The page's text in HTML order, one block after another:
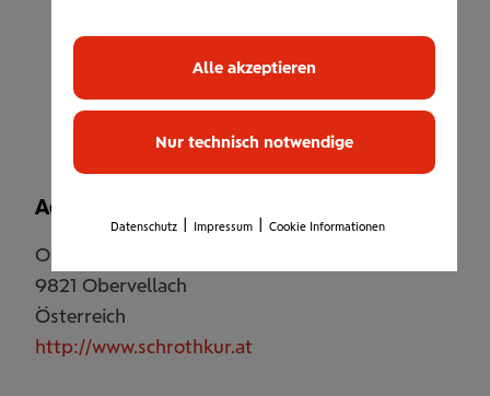
entsprechend (Dienstag und Donnerstag)
Medizinischer Vortrag von Herrn Dr.
Schroth (Dienstag oder Donnerstag)
Adresse
Obervellach 174
9821 Obervellach
Österreich
http://www.schrothkur.at
Nur technisch notwendige
Alle akzeptieren
Datenschutz Impressum Cookie Informationen